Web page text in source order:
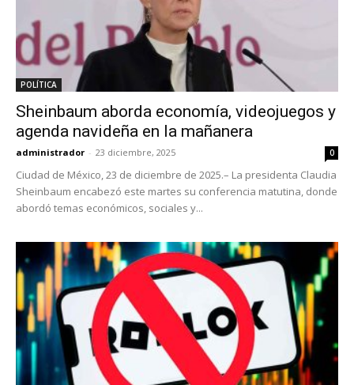
POLÍTICA
Sheinbaum aborda economía, videojuegos y
agenda navideña en la mañanera
administrador - 23 diciembre, 2025 0
Ciudad de México, 23 de diciembre de 2025.– La presidenta Claudia
Sheinbaum encabezó este martes su conferencia matutina, donde
abordó temas económicos, sociales y...